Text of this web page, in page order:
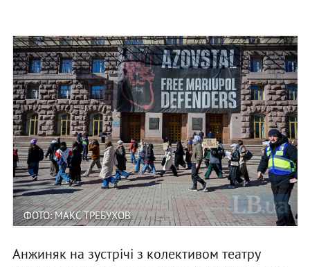
ФОТО: МАКС ТРЕБУХОВ
Анжиняк на зустрічі з колективом театру